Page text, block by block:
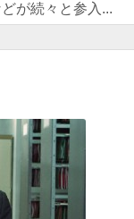
が続々と参入...